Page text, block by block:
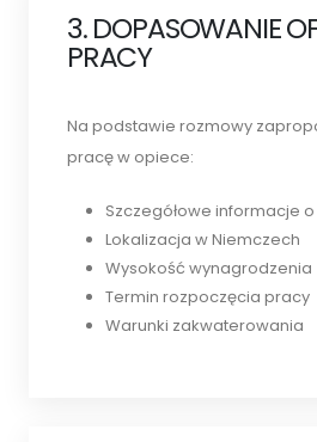
3. DOPASOWANIE
PRACY
Na podstawie rozmowy
pracę w opiece:
Szczegółowe informacje
Lokalizacja w Niemczech
Wysokość wynagrodzenia
Termin rozpoczęcia pracy
Warunki zakwaterowania